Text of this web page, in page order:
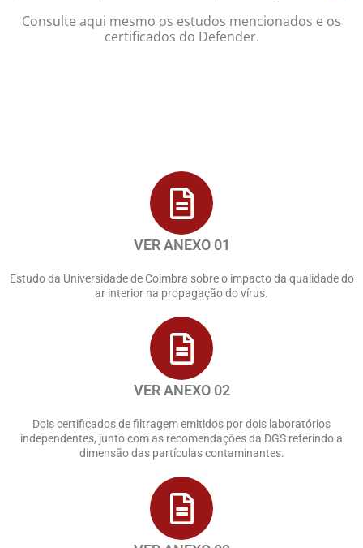
Consulte aqui mesmo os estudos mencionados e os
certificados do Defender.
VER ANEXO 01
Estudo da Universidade de Coimbra sobre o impacto da qualidade do
ar interior na propagação do vírus.
VER ANEXO 02
Dois certificados de filtragem emitidos por dois laboratórios
independentes, junto com as recomendações da DGS referindo a
dimensão das partículas contaminantes.